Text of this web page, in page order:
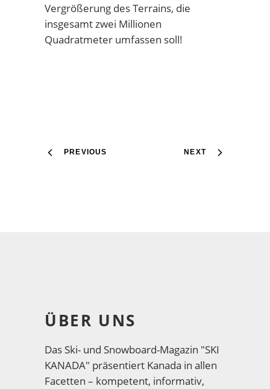
Vergrößerung des Terrains, die
insgesamt zwei Millionen
Quadratmeter umfassen soll!
PREVIOUS NEXT
ÜBER UNS
Das Ski- und Snowboard-Magazin "SKI
KANADA" präsentiert Kanada in allen
Facetten – kompetent, informativ,